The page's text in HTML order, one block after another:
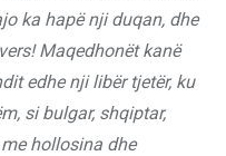
ka hapë nji duqan, dhe
Maqedhonët kanë
edhe nji libër tjetër, ku
si bulgar, shqiptar,
hollosina dhe